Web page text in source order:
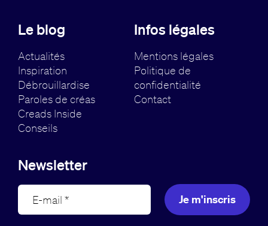
Le blog
Actualités
Inspiration
Débrouillardise
Paroles de créas
Creads Inside
Conseils
Infos légales
Mentions légales
Politique de
confidentialité
Contact
Newsletter
Je m'inscris